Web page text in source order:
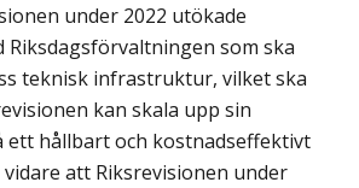
under 2022 utökade
Riksdagsförvaltningen som ska
teknisk infrastruktur, vilket ska
kan skala upp sin
hållbart och kostnadseffektivt
att Riksrevisionen under